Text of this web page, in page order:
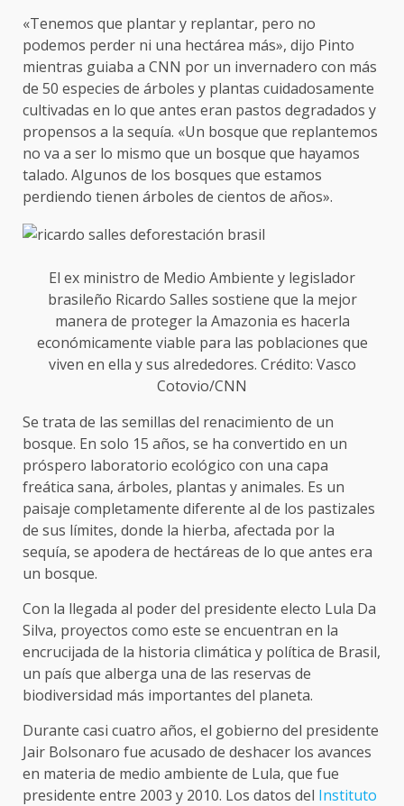
«Tenemos que plantar y replantar, pero no
podemos perder ni una hectárea más», dijo Pinto
mientras guiaba a CNN por un invernadero con más
de 50 especies de árboles y plantas cuidadosamente
cultivadas en lo que antes eran pastos degradados y
propensos a la sequía. «Un bosque que replantemos
no va a ser lo mismo que un bosque que hayamos
talado. Algunos de los bosques que estamos
perdiendo tienen árboles de cientos de años».
El ex ministro de Medio Ambiente y legislador
brasileño Ricardo Salles sostiene que la mejor
manera de proteger la Amazonia es hacerla
económicamente viable para las poblaciones que
viven en ella y sus alrededores. Crédito: Vasco
Cotovio/CNN
Se trata de las semillas del renacimiento de un
bosque. En solo 15 años, se ha convertido en un
próspero laboratorio ecológico con una capa
freática sana, árboles, plantas y animales. Es un
paisaje completamente diferente al de los pastizales
de sus límites, donde la hierba, afectada por la
sequía, se apodera de hectáreas de lo que antes era
un bosque.
Con la llegada al poder del presidente electo Lula Da
Silva, proyectos como este se encuentran en la
encrucijada de la historia climática y política de Brasil,
un país que alberga una de las reservas de
biodiversidad más importantes del planeta.
Durante casi cuatro años, el gobierno del presidente
Jair Bolsonaro fue acusado de deshacer los avances
en materia de medio ambiente de Lula, que fue
presidente entre 2003 y 2010. Los datos del Instituto